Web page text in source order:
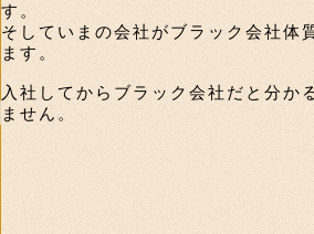
す。
そしていまの会社がブラック会社体
ます。
入社してからブラック会社だと分
ません。